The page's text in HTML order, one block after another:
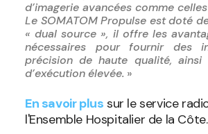
d’imagerie avancées comme
Le SOMATOM Propulse est doté
« dual source », il offre les
nécessaires pour fournir des
précision de haute qualité, ainsi
d’exécution élevée. »
En savoir plus sur le service
l'Ensemble Hospitalier de la Côte.